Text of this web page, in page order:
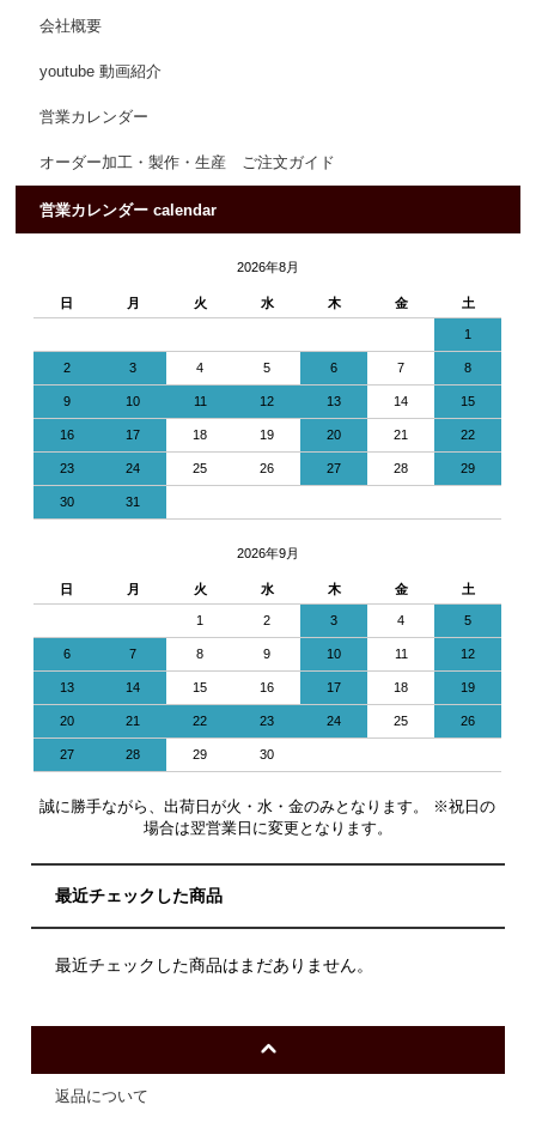
会社概要
youtube 動画紹介
営業カレンダー
オーダー加工・製作・生産 ご注文ガイド
営業カレンダー calendar
2026年8月
日 月 火 水 木 金 土
1
2 3 4 5 6 7 8
9 10 11 12 13 14 15
16 17 18 19 20 21 22
23 24 25 26 27 28 29
30 31
2026年9月
日 月 火 水 木 金 土
1 2 3 4 5
6 7 8 9 10 11 12
13 14 15 16 17 18 19
20 21 22 23 24 25 26
27 28 29 30
誠に勝手ながら、出荷日が火・水・金のみとなります。 ※祝日の
場合は翌営業日に変更となります。
最近チェックした商品
最近チェックした商品はまだありません。
返品について